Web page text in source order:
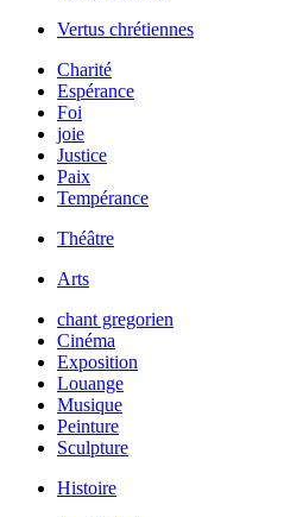
Vertus chrétiennes
Charité
Espérance
Foi
joie
Justice
Paix
Tempérance
Théâtre
Arts
chant gregorien
Cinéma
Exposition
Louange
Musique
Peinture
Sculpture
Histoire